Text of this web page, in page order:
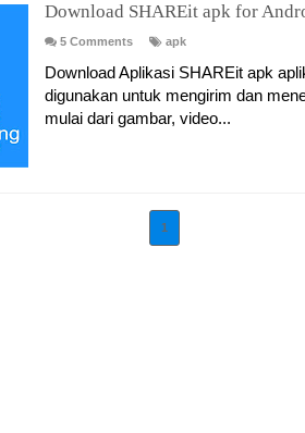
Download SHAREit apk for
5 Comments apk
Download Aplikasi SHAREit apk
digunakan untuk mengirim dan
mulai dari gambar, video...
1